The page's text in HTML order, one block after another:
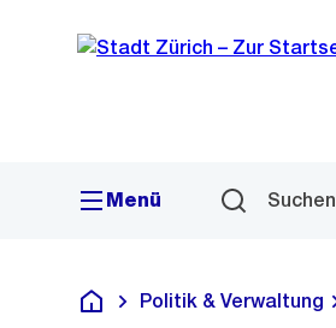
Navigation
Sprunglink
Menü Suchen
Deutsch
Politik & Verwaltung